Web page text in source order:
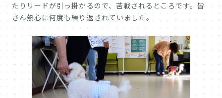
たりリードが引っ掛かるので、苦戦されるところです。皆
さん熱心に何度も繰り返されていました。